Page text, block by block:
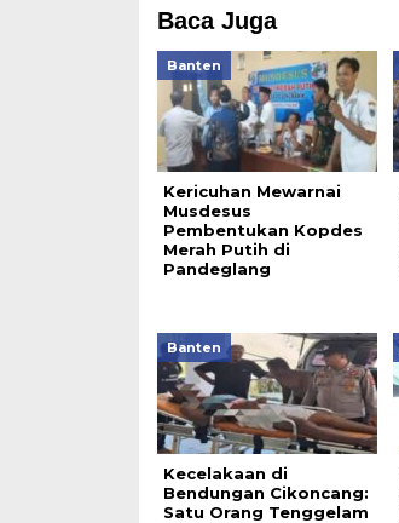
Baca Juga
Banten
Kericuhan Mewarnai
Musdesus
Pembentukan Kopdes
Merah Putih di
Pandeglang
Banten
Kecelakaan di
Bendungan Cikoncang:
Satu Orang Tenggelam